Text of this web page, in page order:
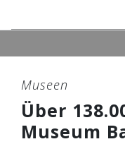
Museen
Über
Museum